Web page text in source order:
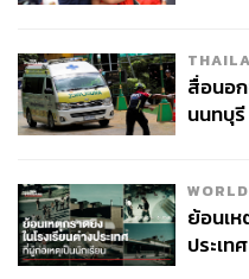
ขายน่าจะปรับตัวลดลง เนื่อ
นัยสำคัญ เฉพาะเดือนมิถุนา
พบว่าทราฟฟิกหายไป 60%
ดึงพันธมิตรในกลุ่มธุรกิจ
ทั้งนี้ กลุ่มเจ มาร์ท รับมือกับ
มาตรการปิดห้าง/ควบคุมเว
สื่อนอ
นนทบุ
WORLD
ย้อนเห
ประเท